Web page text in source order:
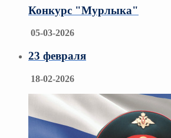
Конкурс "Мурлыка"
05-03-2026
23 февраля
18-02-2026